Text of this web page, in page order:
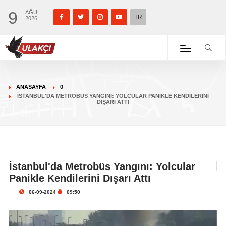
9
AĞU
2026
TR
ANASAYFA
0
İSTANBUL'DA METROBÜS YANGINI: YOLCULAR PANIKLE KENDILERINI
DIŞARI ATTI
İstanbul'da Metrobüs Yangını: Yolcular
Panikle Kendilerini Dışarı Attı
06-09-2024 09:50